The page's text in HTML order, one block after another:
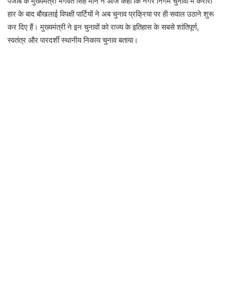
हार के बाद बौखलाई विपक्षी पार्टियों ने अब चुनाव प्रक्रिया पर ही सवाल उठाने शुरू
कर दिए हैं। मुख्यमंत्री ने इन चुनावों को राज्य के इतिहास के सबसे शांतिपूर्ण,
स्वतंत्र और पारदर्शी स्थानीय निकाय चुनाव बताया।